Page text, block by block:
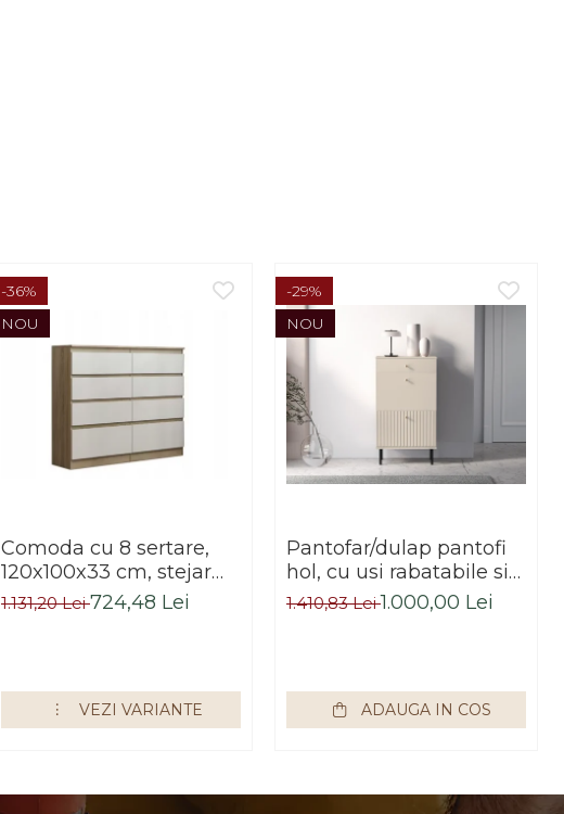
-36%
NOU
Comoda cu 8 sertare,
120x100x33 cm, stejar
sonoma/alb, pentru hol,
living, dormitor, birou,
1.131,20 Lei724,48 Lei
VEZI VARIANTE
-29%
NOU
Pantofar/dulap pantofi
hol, cu usi rabatabile si
sertar,bej crem casmir,
pal+mdf casmir , 98x
negre, butoni auriu,
Bortis
1.410,83 Lei1.000,00 Lei
ADAUGA IN COS